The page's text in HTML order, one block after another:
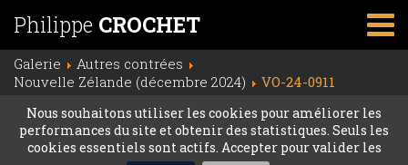
Philippe CROCHET
Galerie
Autres contrées
Nouvelle Zélande (décembre 2024)
VO-24-0911
Nous souhaitons utiliser les cookies pour améliorer les
performances du site et obtenir des statistiques. Seuls les
cookies essentiels sont actifs. Accepter pour valider les